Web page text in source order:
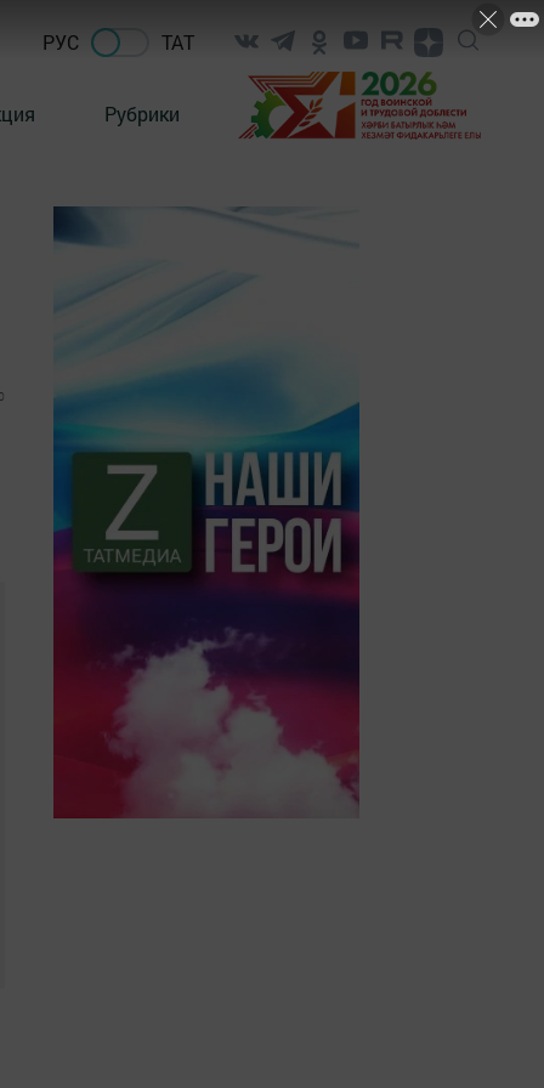
РУС ТАТ
Рубрики